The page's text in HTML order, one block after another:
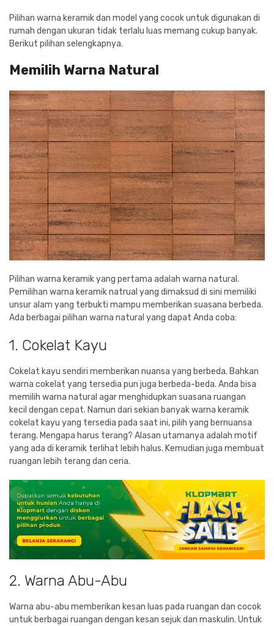
Pilihan warna keramik dan model yang cocok untuk digunakan di
rumah dengan ukuran tidak terlalu luas memang cukup banyak.
Berikut pilihan selengkapnya.
Memilih Warna Natural
Pilihan warna keramik yang pertama adalah warna natural.
Pemilihan warna keramik natrual yang dimaksud di sini memiliki
unsur alam yang terbukti mampu memberikan suasana berbeda.
Ada berbagai pilihan warna natural yang dapat Anda coba:
1. Cokelat Kayu
Cokelat kayu sendiri memberikan nuansa yang berbeda. Bahkan
warna cokelat yang tersedia pun juga berbeda-beda. Anda bisa
memilih warna natural agar menghidupkan suasana ruangan
kecil dengan cepat. Namun dari sekian banyak warna keramik
cokelat kayu yang tersedia pada saat ini, pilih yang bernuansa
terang. Mengapa harus terang? Alasan utamanya adalah motif
yang ada di keramik terlihat lebih halus. Kemudian juga membuat
ruangan lebih terang dan ceria.
2. Warna Abu-Abu
Warna abu-abu memberikan kesan luas pada ruangan dan cocok
untuk berbagai ruangan dengan kesan sejuk dan maskulin. Untuk